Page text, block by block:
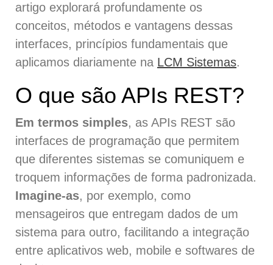
artigo explorará profundamente os
conceitos, métodos e vantagens dessas
interfaces, princípios fundamentais que
aplicamos diariamente na LCM Sistemas.
O que são APIs REST?
Em termos simples, as APIs REST são
interfaces de programação que permitem
que diferentes sistemas se comuniquem e
troquem informações de forma padronizada.
Imagine-as, por exemplo, como
mensageiros que entregam dados de um
sistema para outro, facilitando a integração
entre aplicativos web, mobile e softwares de